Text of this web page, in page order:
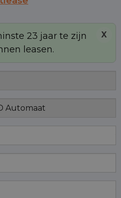
23 jaar te zijn
leasen.
X